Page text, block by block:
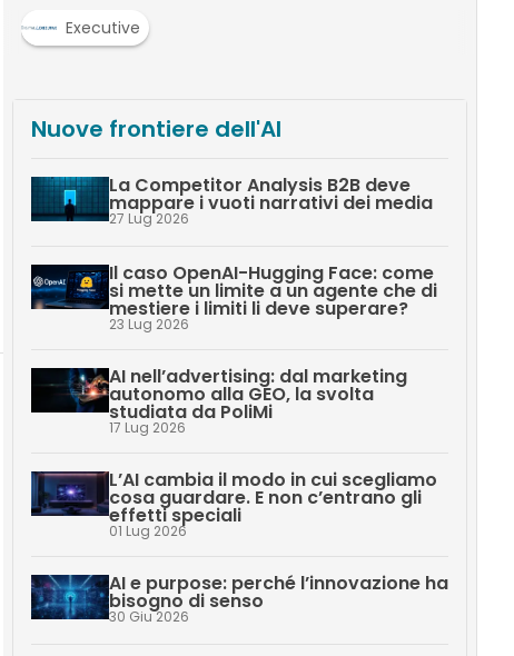
Executive
Nuove frontiere dell'AI
La Competitor Analysis B2B deve
mappare i vuoti narrativi dei media
27 Lug 2026
Il caso OpenAI-Hugging Face: come
si mette un limite a un agente che di
mestiere i limiti li deve superare?
23 Lug 2026
AI nell’advertising: dal marketing
autonomo alla GEO, la svolta
studiata da PoliMi
17 Lug 2026
L’AI cambia il modo in cui scegliamo
cosa guardare. E non c’entrano gli
effetti speciali
01 Lug 2026
AI e purpose: perché l’innovazione ha
bisogno di senso
30 Giu 2026